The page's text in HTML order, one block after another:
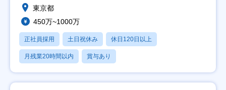
東京都
450万~1000万
正社員採用 土日祝休み 休日120日以上
月残業20時間以内 賞与あり